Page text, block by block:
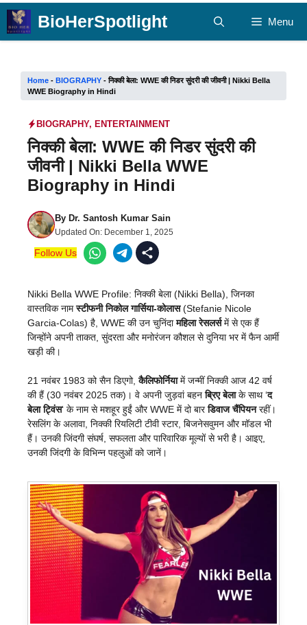
Skip
BioHerSpotlight Menu
Home - BIOGRAPHY -निक्की बेला: WWE की निडर सुंदरी की जीवनी | Nikki Bella
WWE Biography in Hindi
BIOGRAPHY, ENTERTAINMENT
निक्की बेला: WWE की निडर सुंदरी की
जीवनी | Nikki Bella WWE
Biography in Hindi
By Dr. Santosh Kumar Sain
Updated On: December 1, 2025
Follow Us
Nikki Bella WWE Profile: निक्की बेला (Nikki Bella), जिनका
वास्तविक नामस्टीफनी निकोल गार्सिया-कोलास(Stefanie Nicole
Garcia-Colas) है, WWE की उन चुनिंदामहिला रेसलर्समें से एक हैं
जिन्होंने अपनी ताकत, सुंदरता और मनोरंजन कौशल से दुनिया भर में फैन आर्मी
खड़ी की।
21 नवंबर 1983 को सैन डिएगो,कैलिफोर्नियामें जन्मीं निक्की आज 42 वर्ष
की हैं (30 नवंबर 2025 तक)। वे अपनी जुड़वां बहनब्रिए बेलाके साथ ‘द
बेला ट्विंस‘ के नाम से मशहूर हुईं और WWE में दो बारडिवाज चैंपियनरहीं।
रेसलिंग के अलावा, निक्की रियलिटी टीवी स्टार, बिजनेसवुमन और मॉडल भी
हैं। उनकी जिंदगी संघर्ष, सफलता और पारिवारिक मूल्यों से भरी है। आइए,
उनकी जिंदगी के विभिन्न पहलुओं को जानें।